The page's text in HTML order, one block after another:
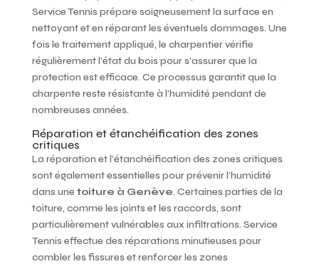
Service Tennis prépare soigneusement la surface en
nettoyant et en réparant les éventuels dommages. Une
fois le traitement appliqué, le charpentier vérifie
régulièrement l’état du bois pour s’assurer que la
protection est efficace. Ce processus garantit que la
charpente reste résistante à l’humidité pendant de
nombreuses années.
Réparation et étanchéification des zones
critiques
La réparation et l’étanchéification des zones critiques
sont également essentielles pour prévenir l’humidité
dans une toiture à Genève. Certaines parties de la
toiture, comme les joints et les raccords, sont
particulièrement vulnérables aux infiltrations. Service
Tennis effectue des réparations minutieuses pour
combler les fissures et renforcer les zones